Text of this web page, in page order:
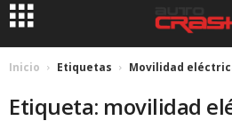
Inicio Etiquetas Movilidad
Etiqueta: movilidad